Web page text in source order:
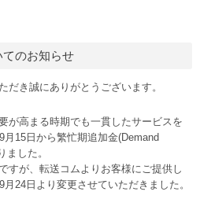
のお知らせ
だき誠にありがとうございます。
が高まる時期でも一貫したサービスを
15日から繁忙期追加金(Demand
ました。
すが、転送コムよりお客様にご提供し
24日より変更させていただきました。